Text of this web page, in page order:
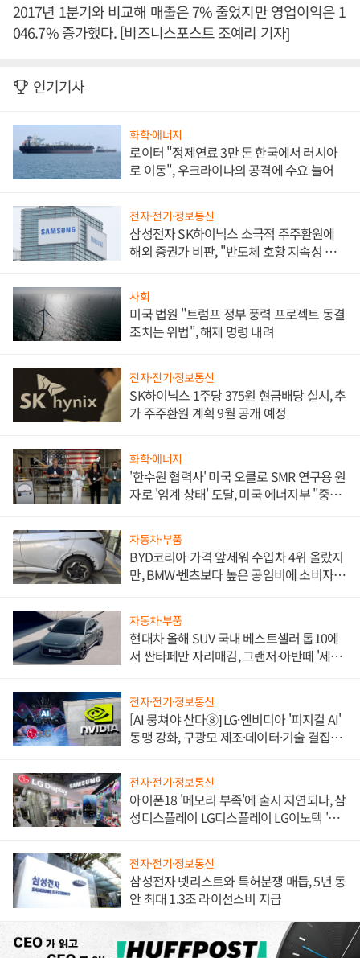
2017년 1분기와 비교해 매출은 7% 줄었지만 영업이익은 1
046.7% 증가했다. [비즈니스포스트 조예리 기자]
인기기사
화학·에너지
로이터 "정제연료 3만 톤 한국에서 러시아
로 이동", 우크라이나의 공격에 수요 늘어
전자·전기·정보통신
삼성전자 SK하이닉스 소극적 주주환원에
해외 증권가 비판, "반도체 호황 지속성 의
사회
미국 법원 "트럼프 정부 풍력 프로젝트 동결
조치는 위법", 해제 명령 내려
전자·전기·정보통신
SK하이닉스 1주당 375원 현금배당 실시, 추
가 주주환원 계획 9월 공개 예정
화학·에너지
'한수원 협력사' 미국 오클로 SMR 연구용 원
자로 '임계 상태' 도달, 미국 에너지부 "중요
자동차·부품
BYD코리아 가격 앞세워 수입차 4위 올랐지
만, BMW·벤츠보다 높은 공임비에 소비자
자동차·부품
현대차 올해 SUV 국내 베스트셀러 톱10에
서 싼타페만 자리매김, 그랜저·아반떼 '세단
전자·전기·정보통신
[AI 뭉쳐야 산다⑧] LG·엔비디아 '피지컬 AI'
동맹 강화, 구광모 제조·데이터·기술 결집
전자·전기·정보통신
아이폰18 '메모리 부족'에 출시 지연되나, 삼
성디스플레이 LG디스플레이 LG이노텍 '탈
전자·전기·정보통신
삼성전자 넷리스트와 특허분쟁 매듭, 5년 동
안 최대 1.3조 라이선스비 지급